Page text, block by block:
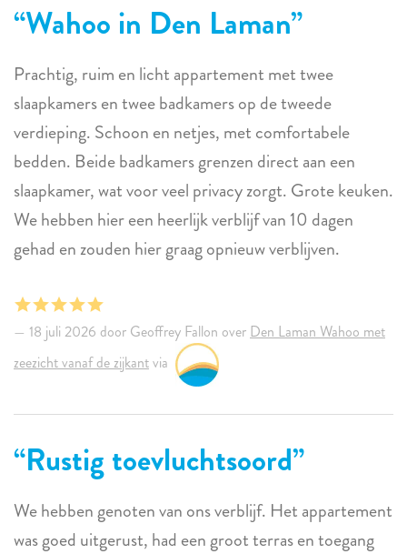
Wahoo in Den Laman
Prachtig, ruim en licht appartement met twee
slaapkamers en twee badkamers op de tweede
verdieping. Schoon en netjes, met comfortabele
bedden. Beide badkamers grenzen direct aan een
slaapkamer, wat voor veel privacy zorgt. Grote keuken.
We hebben hier een heerlijk verblijf van 10 dagen
gehad en zouden hier graag opnieuw verblijven.
18 juli 2026 door Geoffrey Fallon over Den Laman Wahoo met
zeezicht vanaf de zijkantvia
Rustig toevluchtsoord
We hebben genoten van ons verblijf. Het appartement
was goed uitgerust, had een groot terras en toegang